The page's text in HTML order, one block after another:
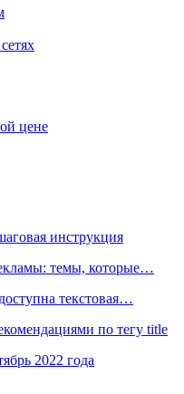
цене
инструкция
темы, которые…
текстовая…
по тегу title
2022 года